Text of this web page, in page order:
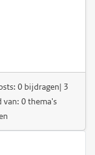
0 bijdragen| 3
van: 0 thema's